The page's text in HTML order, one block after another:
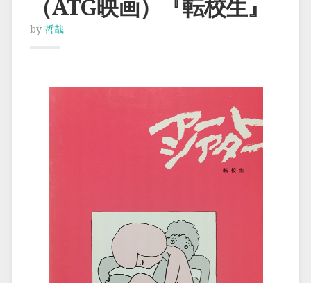
（ATG映画）『転校生』
by 哲哉